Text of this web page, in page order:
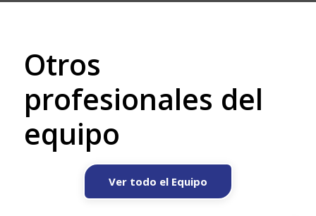
Otros
profesionales del
equipo
Ver todo el Equipo